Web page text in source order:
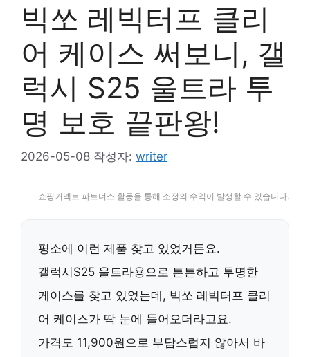
빅쏘 레빅터프 클리
어 케이스 써보니, 갤
럭시 S25 울트라 투
명 보호 끝판왕!
2026-05-08 작성자: writer
쇼핑커넥트 파트너스 활동을 통해 소정의 수익이 발생할 수 있습니다.
평소에 이런 제품 찾고 있었거든요.
갤럭시S25 울트라용으로 튼튼하고 투명한
케이스를 찾고 있었는데, 빅쏘 레빅터프 클리
어 케이스가 딱 눈에 들어오더라고요.
가격도 11,900원으로 부담스럽지 않아서 바